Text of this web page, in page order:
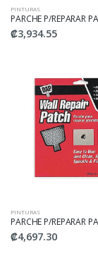
PINTURAS
₡3,934.55
PINTURAS
₡4,697.30